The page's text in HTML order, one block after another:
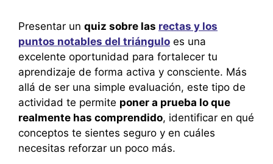
Presentar un quiz sobre las rectas y los
puntos notables del triángulo es una
excelente oportunidad para fortalecer tu
aprendizaje de forma activa y consciente. Más
allá de ser una simple evaluación, este tipo de
actividad te permite poner a prueba lo que
realmente has comprendido, identificar en qué
conceptos te sientes seguro y en cuáles
necesitas reforzar un poco más.